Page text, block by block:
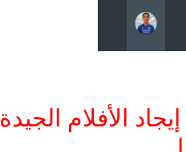
الأفلام الجيدة